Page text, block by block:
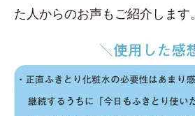
た人からのお声もご紹介します。